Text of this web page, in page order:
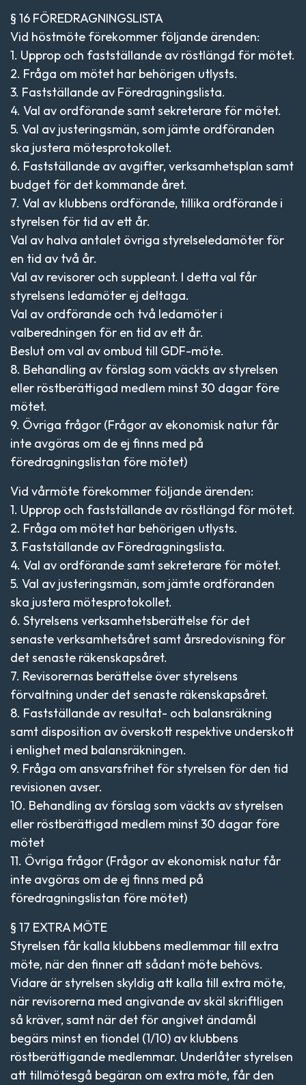
§ 16 FÖREDRAGNINGSLISTA
Vid höstmöte förekommer följande ärenden:
1. Upprop och fastställande av röstlängd för mötet.
2. Fråga om mötet har behörigen utlysts.
3. Fastställande av Föredragningslista.
4. Val av ordförande samt sekreterare för mötet.
5. Val av justeringsmän, som jämte ordföranden
ska justera mötesprotokollet.
6. Fastställande av avgifter, verksamhetsplan samt
budget för det kommande året.
7. Val av klubbens ordförande, tillika ordförande i
styrelsen för tid av ett år.
Val av halva antalet övriga styrelseledamöter för
en tid av två år.
Val av revisorer och suppleant. I detta val får
styrelsens ledamöter ej deltaga.
Val av ordförande och två ledamöter i
valberedningen för en tid av ett år.
Beslut om val av ombud till GDF-möte.
8. Behandling av förslag som väckts av styrelsen
eller röstberättigad medlem minst 30 dagar före
mötet.
9. Övriga frågor (Frågor av ekonomisk natur får
inte avgöras om de ej finns med på
föredragningslistan före mötet)
Vid vårmöte förekommer följande ärenden:
1. Upprop och fastställande av röstlängd för mötet.
2. Fråga om mötet har behörigen utlysts.
3. Fastställande av Föredragningslista.
4. Val av ordförande samt sekreterare för mötet.
5. Val av justeringsmän, som jämte ordföranden
ska justera mötesprotokollet.
6. Styrelsens verksamhetsberättelse för det
senaste verksamhetsåret samt årsredovisning för
det senaste räkenskapsåret.
7. Revisorernas berättelse över styrelsens
förvaltning under det senaste räkenskapsåret.
8. Fastställande av resultat- och balansräkning
samt disposition av överskott respektive underskott
i enlighet med balansräkningen.
9. Fråga om ansvarsfrihet för styrelsen för den tid
revisionen avser.
10. Behandling av förslag som väckts av styrelsen
eller röstberättigad medlem minst 30 dagar före
mötet
11. Övriga frågor (Frågor av ekonomisk natur får
inte avgöras om de ej finns med på
föredragningslistan före mötet)
§ 17 EXTRA MÖTE
Styrelsen får kalla klubbens medlemmar till extra
möte, när den finner att sådant möte behövs.
Vidare är styrelsen skyldig att kalla till extra möte,
när revisorerna med angivande av skäl skriftligen
så kräver, samt när det för angivet ändamål
begärs minst en tiondel (1/10) av klubbens
röstberättigande medlemmar. Underlåter styrelsen
att tillmötesgå begäran om extra möte, får den